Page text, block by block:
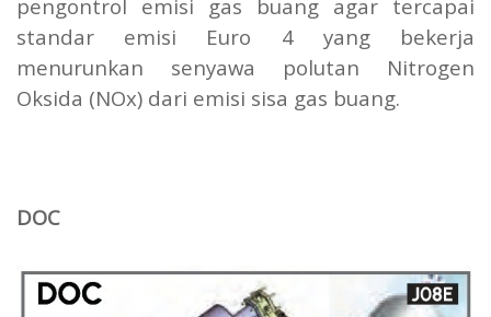
pengontrol emisi gas buang agar tercapai
standar emisi Euro 4 yang bekerja
menurunkan senyawa polutan Nitrogen
Oksida (NOx) dari emisi sisa gas buang.
DOC